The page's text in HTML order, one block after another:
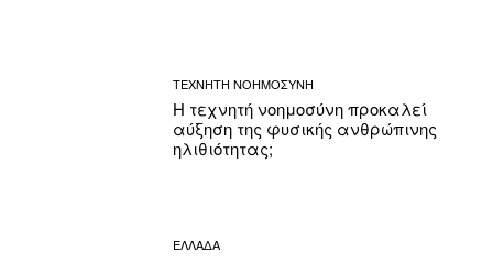
ΤΕΧΝΗΤΗ ΝΟΗΜΟΣΥΝΗ
Η τεχνητή νοημοσύνη προκαλεί
αύξηση της φυσικής ανθρώπινης
ηλιθιότητας;
ΕΛΛΑΔΑ